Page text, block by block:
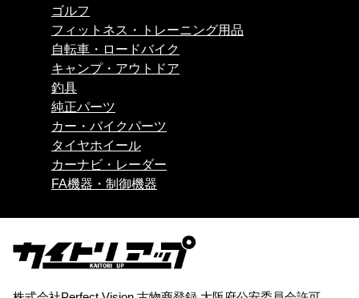
ゴルフ
フィットネス・トレーニング用品
自転車・ロードバイク
キャンプ・アウトドア
釣具
純正パーツ
カー・バイクパーツ
タイヤホイール
カーナビ・レーダー
FA機器・制御機器